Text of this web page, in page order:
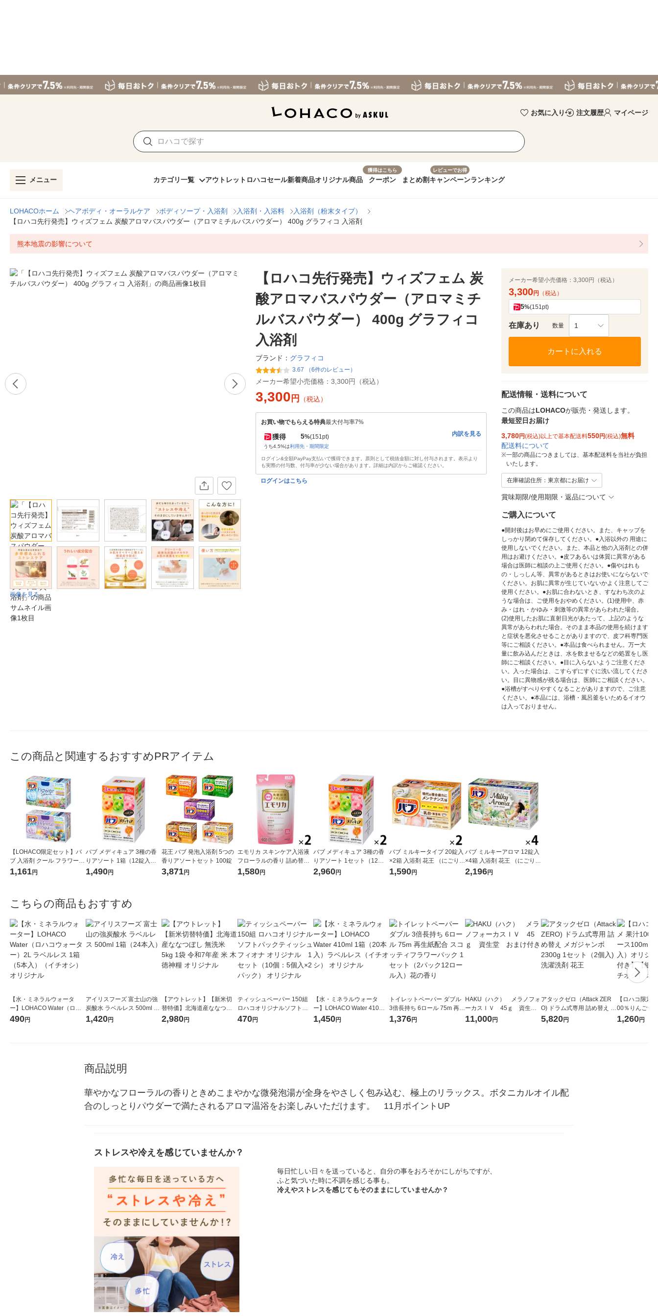
お気に入り 注文履歴 マイページ
メニュー カテゴリ一覧 アウトレット ロハコセール新着商品オリジナル商品
獲得はこちら
クーポン まとめ割
レビューでお得
キャンペーンランキング
LOHACOホーム ヘアボディ・オーラルケア ボディソープ・入浴剤 入浴剤・入浴料
入浴剤（粉末タイプ）
【ロハコ先行発売】ウィズフェム 炭酸アロマバスパウダー（アロマミチルバスパウダー） 400g グラフィコ 入浴剤
熊本地震の影響について
画像を見る
【ロハコ先行発売】ウィズフェム 炭
酸アロマバスパウダー（アロマミチ
ルバスパウダー） 400g グラフィコ
入浴剤
ブランド： グラフィコ
3.67 （6件のレビュー）
メーカー希望小売価格： 3,300円（税込）
3,300 円 （税込）
お買い物でもらえる特典最大付与率7%
獲得 5%(151pt)
うち4.5%は利用先・期間限定
内訳を見る
ログイン&全額PayPay支払いで獲得できます。原則として税抜金額に対し付与されます。表示より
も実際の付与数、付与率が少ない場合があります。詳細は内訳からご確認ください。
ログインはこちら
メーカー希望小売価格： 3,300円（税込）
3,300円 （税込）
5%(151pt)
在庫あり 数量 1
カートに入れる
配送情報・送料について
この商品はLOHACOが販売・発送します。
最短翌日お届け
3,780円(税込)以上で基本配送料550円(税込)無料
配送料について
※一部の商品につきましては、基本配送料を当社が負担
いたします。
在庫確認住所：東京都にお届け
賞味期限/使用期限・返品について
ご購入について
●開封後はお早めにご使用ください。また、キャップを
しっかり閉めて保存してください。●入浴以外の 用途に
使用しないでください。また、本品と他の入浴剤との併
用はお避けください。●皮フあるいは体質に異常がある
場合は医師に相談の上ご使用ください。●傷やはれも
の・しっしん等、異常があるときはお使いにならないで
ください。お肌に異常が生じていないかよく注意してご
使用ください。●お肌に合わないとき、すなわち次のよ
うな場合は、ご使用をおやめください。(1)使用中、赤
み・はれ・かゆみ・刺激等の異常があらわれた場合。
(2)使用したお肌に直射日光があたって、上記のような
異常があらわれた場合。そのまま本品の使用を続けます
と症状を悪化させることがありますので、皮フ科専門医
等にご相談ください。●本品は食べられません。万ー大
量に飲み込んだときは、水を飲ませるなどの処置をし医
師にご相談ください。●目に入らないようご注意くださ
い。入った場合は、こすらずにすぐに洗い流してくださ
い。目に異物感が残る場合は、医師にご相談ください。
●浴槽がすべりやすくなることがありますので、ご注意
ください。●本品には、浴槽・風呂釜をいためるイオウ
は入っておりません。
この商品と関連するおすすめPRアイテム
【LOHACO限定セット】バ
ブ 入浴剤 クール フラワース
プラッシュ・オリエンタル
1,161円
バブ メディキュア 3種の香
りアソート 1箱（12錠入）
高濃度炭酸 薬用入浴剤 花王
1,490円
花王 バブ 発泡入浴剤 5つの
香りアソートセット 100錠
3,871円
エモリカ スキンケア入浴液
フローラルの香り 詰め替え
360ml にごりタイプ 1セット
1,580円
バブ メディキュア 3種の香
りアソート 1セット（12錠
入×2箱）高濃度炭酸 薬用入
2,960円
バブ ミルキータイプ 20錠入
×2箱 入浴剤 花王 （にごりタ
イプ）
1,590円
バブ ミルキーアロマ 12錠入
×4箱 入浴剤 花王 （にごりタ
イプ）
2,196円
こちらの商品もおすすめ
【水・ミネラルウォータ
ー】LOHACO Water（ロハ
コウォーター）2L ラベルレ
490円
アイリスフーズ 富士山の強
炭酸水 ラベルレス 500ml 1
箱（24本入）
1,420円
【アウトレット】【新米切
替特価】北海道産ななつぼ
し 無洗米 5kg 1袋 令和7年産
2,980円
ティッシュペーパー 150組
ロハコオリジナルソフトパ
ックティッシュ フィオナ オ
470円
【水・ミネラルウォータ
ー】LOHACO Water 410ml
1箱（20本入）ラベルレス
1,450円
トイレットペーパー ダブル
3倍長持ち 6ロール 75m 再生
紙配合 スコッティフラワー
1,376円
HAKU（ハク） メラノフォ
ーカスＩＶ 45ｇ 資生
堂 おまけ付き
11,000円
アタックゼロ（Attack ZER
O) ドラム式専用 詰め替え メ
ガジャンボ 2300g 1セット
5,820円
【ロハコ限定
00％りんごジ
箱（18本入）
1,260円
商品説明
華やかなフローラルの香りときめこまやかな微発泡湯が全身をやさしく包み込む、極上のリラックス。ボタニカルオイル配
合のしっとりパウダーで満たされるアロマ温浴をお楽しみいただけます。　11月ポイントUP
ストレスや冷えを感じていませんか？
毎日忙しい日々を送っていると、自分の事をおろそかにしがちですが、
ふと気づいた時に不調を感じる事も。
冷えやストレスを感じてもそのままにしていませんか？